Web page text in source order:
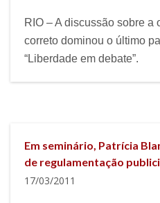
RIO – A discussão sobre a
correto dominou o último
“Liberdade em debate”.
Em seminário, Patrícia
de regulamentação
17/03/2011